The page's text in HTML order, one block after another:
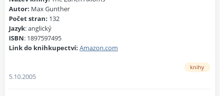
Autor: Max Gunther
Počet stran: 132
Jazyk: anglický
ISBN: 1897597495
Link do knihkupectví: Amazon.com
knihy
5.10.2005